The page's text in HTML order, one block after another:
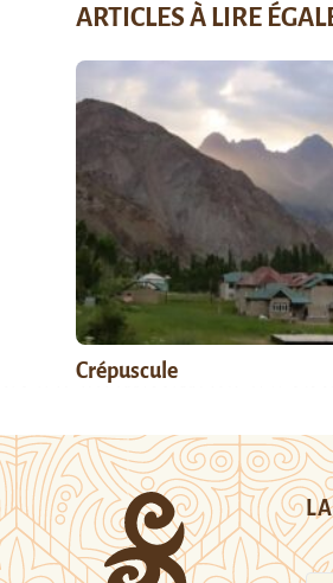
ARTICLES À LIRE
Crépuscule